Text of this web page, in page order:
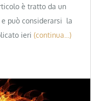
è tratto da un
può considerarsi la
ieri (continua…)